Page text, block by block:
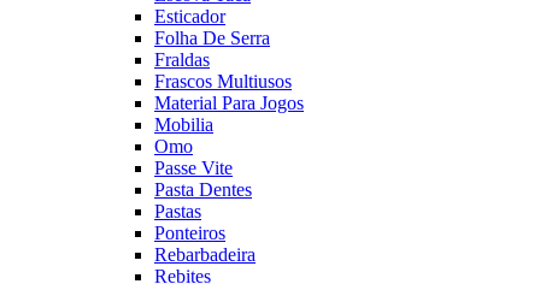
Esticador
Folha De Serra
Fraldas
Frascos Multiusos
Material Para Jogos
Mobilia
Omo
Passe Vite
Pasta Dentes
Pastas
Ponteiros
Rebarbadeira
Rebites